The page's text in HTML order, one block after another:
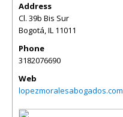
Address
Cl. 39b Bis Sur
Bogotá,IL 11011
Phone
3182076690
Web
lopezmoralesabogados.com